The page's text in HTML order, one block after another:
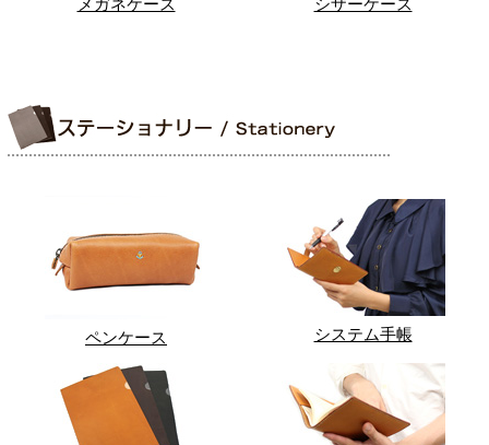
メガネケース シザーケース
ペンケース システム手帳